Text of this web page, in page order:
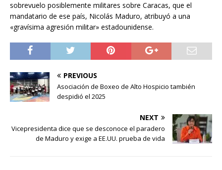
sobrevuelo posiblemente militares sobre Caracas, que el
mandatario de ese país, Nicolás Maduro, atribuyó a una
«gravísima agresión militar» estadounidense.
PREVIOUS
Asociación de Boxeo de Alto Hospicio también
despidió el 2025
NEXT
Vicepresidenta dice que se desconoce el paradero
de Maduro y exige a EE.UU. prueba de vida